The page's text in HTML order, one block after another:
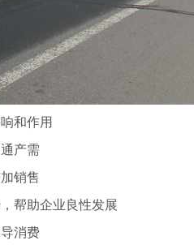
和作用
产需
销售
帮助企业良性发展
消费